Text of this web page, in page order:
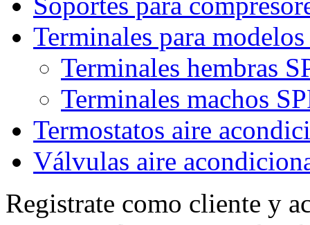
Terminales para
Terminales hembras
Terminales machos
Termostatos aire
Válvulas aire
Registrate como cliente y